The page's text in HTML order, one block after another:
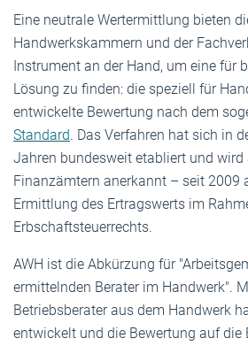
Eine neutrale Wertermittlung bieten
Handwerkskammern und der
Instrument an der Hand, um eine für
Lösung zu finden: die speziell für
entwickelte Bewertung nach dem
Standard. Das Verfahren hat sich in
Jahren bundesweit etabliert und wird
Finanzämtern anerkannt – seit 2009
Ermittlung des Ertragswerts im
Erbschaftsteuerrechts.
AWH ist die Abkürzung für
ermittelnden Berater im Handwerk".
Betriebsberater aus dem Handwerk
entwickelt und die Bewertung auf die